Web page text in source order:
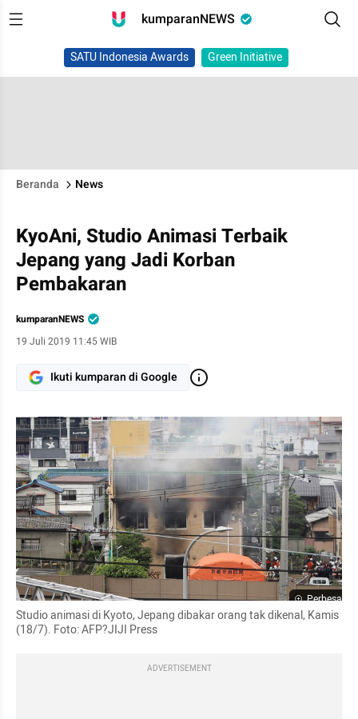
kumparanNEWS
SATU Indonesia Awards Green Initiative
Beranda News
KyoAni, Studio Animasi Terbaik
Jepang yang Jadi Korban
Pembakaran
kumparanNEWS
19 Juli 2019 11:45 WIB
Ikuti kumparan di Google
Perbesar
Studio animasi di Kyoto, Jepang dibakar orang tak dikenal, Kamis
(18/7). Foto: AFP?JIJI Press
ADVERTISEMENT